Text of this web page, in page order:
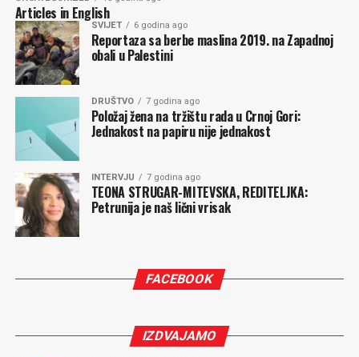
Articles in English
SVIJET 6 godina ago
Reportaza sa berbe maslina 2019. na Zapadnoj
obali u Palestini
DRUŠTVO 7 godina ago
Položaj žena na tržištu rada u Crnoj Gori:
Jednakost na papiru nije jednakost
INTERVJU 7 godina ago
TEONA STRUGAR-MITEVSKA, REDITELJKA:
Petrunija je naš lični vrisak
FACEBOOK
IZDVAJAMO